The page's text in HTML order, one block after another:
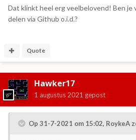
Zolang ik geen toegang heb tot een
Weet iemand of die ergens te vinden
Zijn de floppen voor een P2000M/C
P2000T?
Dat klinkt heel erg veelbelovend! Ben je
delen via Github o.i.d.?
Quote
Hawker17
1 augustus 2021 gepost
Op 31-7-2021 om 15:02, RoykeA